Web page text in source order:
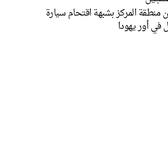
المركز بشبهة اقتحام سيارة